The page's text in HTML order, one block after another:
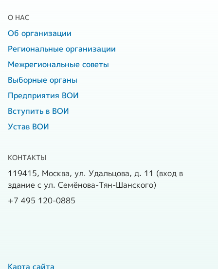
О НАС
Об организации
Региональные организации
Межрегиональные советы
Выборные органы
Предприятия ВОИ
Вступить в ВОИ
Устав ВОИ
КОНТАКТЫ
119415, Москва, ул. Удальцова, д. 11 (вход в
здание с ул. Семёнова-Тян-Шанского)
+7 495 120-0885
Карта сайта